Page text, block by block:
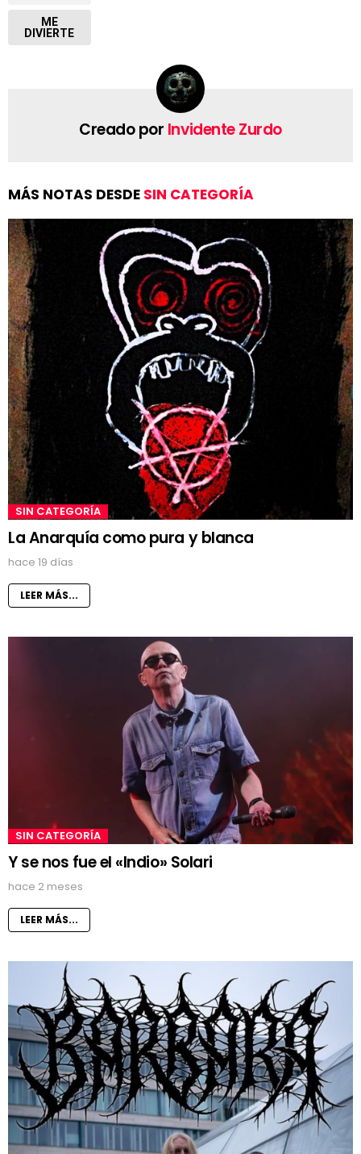
ME
DIVIERTE
Creado por Invidente Zurdo
MÁS NOTAS DESDE SIN CATEGORÍA
SIN CATEGORÍA
La Anarquía como pura y blanca
hace 19 días
LEER MÁS...
SIN CATEGORÍA
Y se nos fue el «Indio» Solari
hace 2 meses
LEER MÁS...